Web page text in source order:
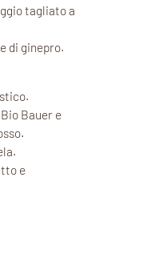
tagliato a
di ginepro.
Bauer e
e